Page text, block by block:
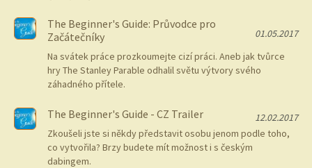
The Beginner's Guide: Průvodce pro
Začátečníky
01.05.2017
Na svátek práce prozkoumejte cizí práci. Aneb jak tvůrce
hry The Stanley Parable odhalil světu výtvory svého
záhadného přítele.
The Beginner's Guide - CZ Trailer
12.02.2017
Zkoušeli jste si někdy představit osobu jenom podle toho,
co vytvořila? Brzy budete mít možnost i s českým
dabingem.